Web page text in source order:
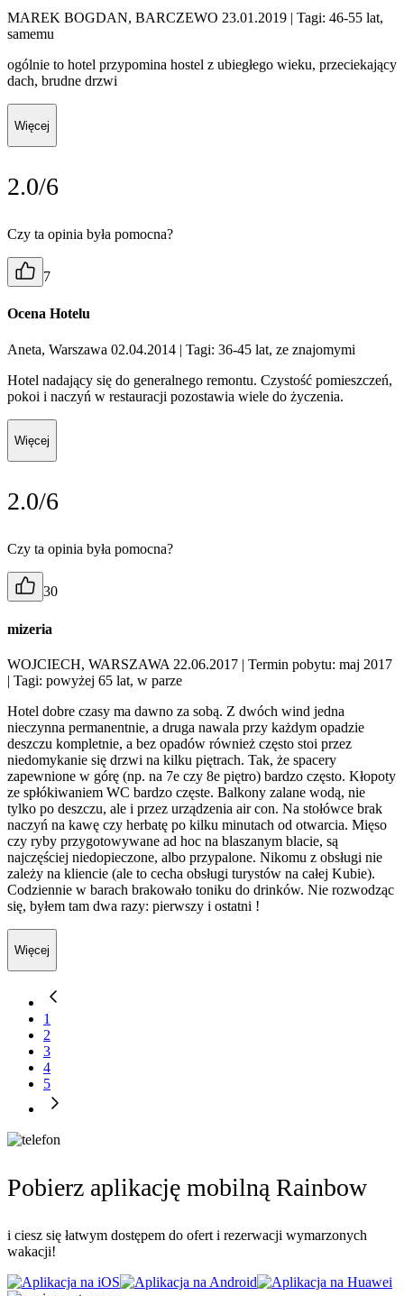
MAREK BOGDAN, BARCZEWO 23.01.2019 | Tagi: 46-55 lat,
samemu
ogólnie to hotel przypomina hostel z ubiegłego wieku, przeciekający
dach, brudne drzwi
Więcej
2.0/6
Czy ta opinia była pomocna?
7
Ocena Hotelu
Aneta, Warszawa 02.04.2014 | Tagi: 36-45 lat, ze znajomymi
Hotel nadający się do generalnego remontu. Czystość pomieszczeń,
pokoi i naczyń w restauracji pozostawia wiele do życzenia.
Więcej
2.0/6
Czy ta opinia była pomocna?
30
mizeria
WOJCIECH, WARSZAWA 22.06.2017 | Termin pobytu: maj 2017
| Tagi: powyżej 65 lat, w parze
Hotel dobre czasy ma dawno za sobą. Z dwóch wind jedna
nieczynna permanentnie, a druga nawala przy każdym opadzie
deszczu kompletnie, a bez opadów również często stoi przez
niedomykanie się drzwi na kilku piętrach. Tak, że spacery
zapewnione w górę (np. na 7e czy 8e piętro) bardzo często. Kłopoty
ze spłókiwaniem WC bardzo częste. Balkony zalane wodą, nie
tylko po deszczu, ale i przez urządzenia air con. Na stołówce brak
naczyń na kawę czy herbatę po kilku minutach od otwarcia. Mięso
czy ryby przygotowywane ad hoc na blaszanym blacie, są
najczęściej niedopieczone, albo przypalone. Nikomu z obsługi nie
zależy na kliencie (ale to cecha obsługi turystów na całej Kubie).
Codziennie w barach brakowało toniku do drinków. Nie rozwodząc
się, byłem tam dwa razy: pierwszy i ostatni !
Więcej
1
2
3
4
5
Pobierz aplikację mobilną Rainbow
i ciesz się łatwym dostępem do ofert i rezerwacji wymarzonych
wakacji!